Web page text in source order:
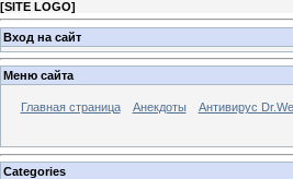
[SITE LOGO]
Вход на сайт
Меню сайта
Главная страница Анекдоты Антивирус
Categories